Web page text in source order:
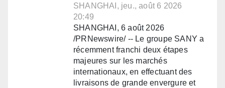
SHANGHAI, jeu., août 6 2026
20:49
SHANGHAI, 6 août 2026
/PRNewswire/ -- Le groupe SANY a
récemment franchi deux étapes
majeures sur les marchés
internationaux, en effectuant des
livraisons de grande envergure et